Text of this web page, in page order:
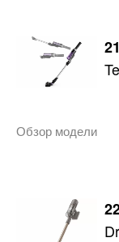
Обзор модели